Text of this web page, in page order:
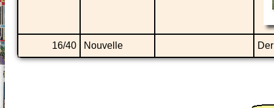
16/40 Nouvelle